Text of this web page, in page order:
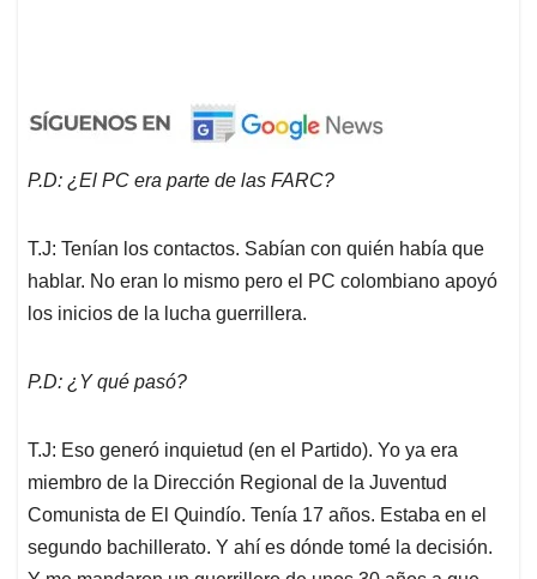
P.D: ¿El PC era parte de las FARC?
T.J: Tenían los contactos. Sabían con quién había que
hablar. No eran lo mismo pero el PC colombiano apoyó
los inicios de la lucha guerrillera.
P.D: ¿Y qué pasó?
T.J: Eso generó inquietud (en el Partido). Yo ya era
miembro de la Dirección Regional de la Juventud
Comunista de El Quindío. Tenía 17 años. Estaba en el
segundo bachillerato. Y ahí es dónde tomé la decisión.